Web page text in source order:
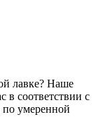
лавке? Наше
в соответствии с
умеренной